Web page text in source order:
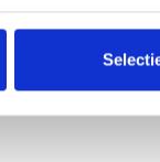
kunnen
basis van jouw